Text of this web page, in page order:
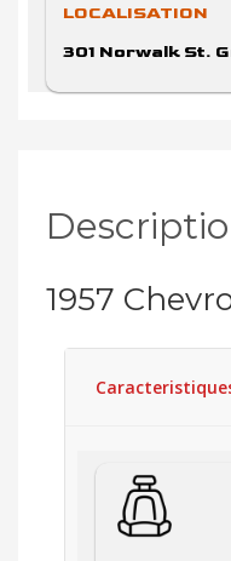
LOCALISATION
301 Norwalk St.
27407
1957